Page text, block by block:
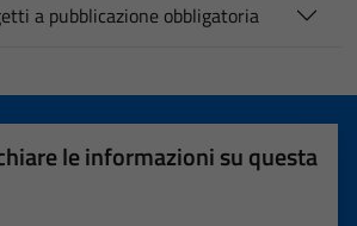
a pubblicazione obbligatoria
le informazioni su questa